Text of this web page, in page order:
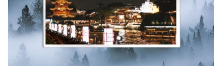
詳情